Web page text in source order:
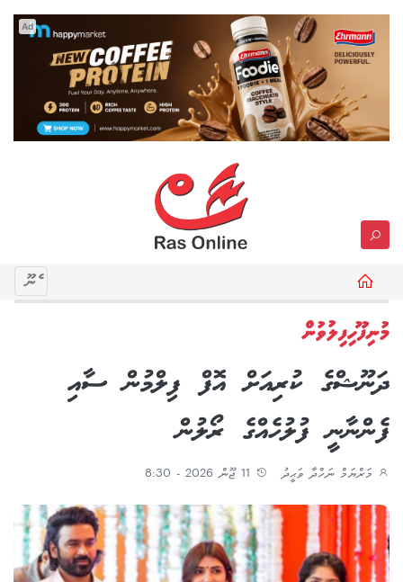
Ad
މެނޫ
މުނިފޫހިފިލުވުން
ދަނޫޝްގެ ކުރިއަށް އޮފް ފިލްމުން ސާއި
ފެންނާނީ ފުލުހެއްގެ ރޯލުން
މަރްޔަމް ނަހްދާ ވަޙީދު